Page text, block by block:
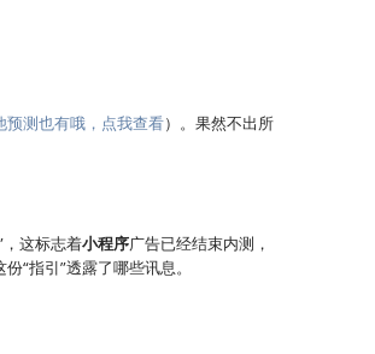
预测也有哦，点我查看）。果然不出所
，这标志着小程序广告已经结束内测，
“指引”透露了哪些讯息。